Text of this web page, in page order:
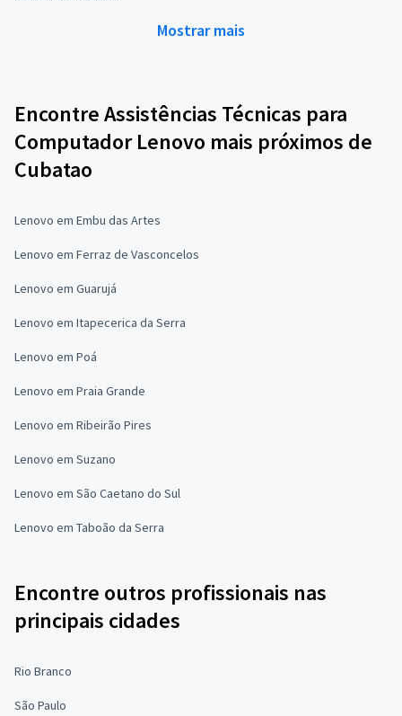
Mostrar mais
Encontre Assistências Técnicas para
Computador Lenovo mais próximos de
Cubatao
Lenovo em Embu das Artes
Lenovo em Ferraz de Vasconcelos
Lenovo em Guarujá
Lenovo em Itapecerica da Serra
Lenovo em Poá
Lenovo em Praia Grande
Lenovo em Ribeirão Pires
Lenovo em Suzano
Lenovo em São Caetano do Sul
Lenovo em Taboão da Serra
Encontre outros profissionais nas
principais cidades
Rio Branco
São Paulo